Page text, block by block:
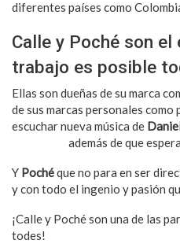
diferentes países como
Calle y Poché son
trabajo es posible
Ellas son dueñas de su marca
de sus marcas personales
escuchar nueva música de
además de que
Y Pochéque no para en ser
y con todo el ingenio y pasión
¡Calle y Poché son una de las
todes!